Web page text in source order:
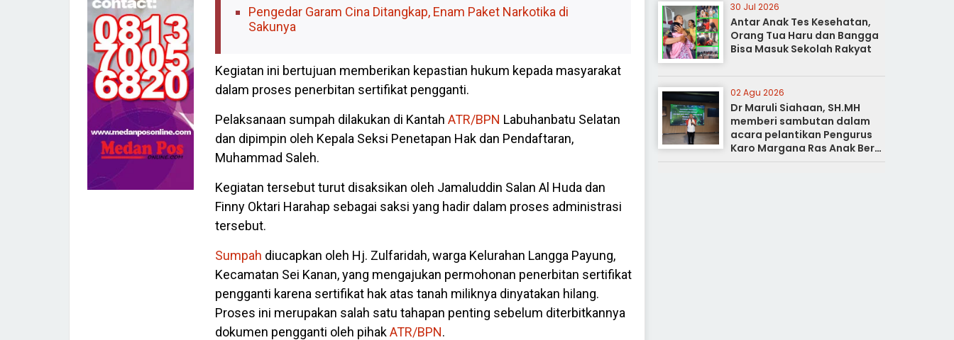
Pengedar Garam Cina Ditangkap, Enam Paket Narkotika di
Sakunya
Kegiatan ini bertujuan memberikan kepastian hukum kepada masyarakat
dalam proses penerbitan sertifikat pengganti.
Pelaksanaan sumpah dilakukan di Kantah ATR/BPN Labuhanbatu Selatan
dan dipimpin oleh Kepala Seksi Penetapan Hak dan Pendaftaran,
Muhammad Saleh.
Kegiatan tersebut turut disaksikan oleh Jamaluddin Salan Al Huda dan
Finny Oktari Harahap sebagai saksi yang hadir dalam proses administrasi
tersebut.
Sumpah diucapkan oleh Hj. Zulfaridah, warga Kelurahan Langga Payung,
Kecamatan Sei Kanan, yang mengajukan permohonan penerbitan sertifikat
pengganti karena sertifikat hak atas tanah miliknya dinyatakan hilang.
Proses ini merupakan salah satu tahapan penting sebelum diterbitkannya
dokumen pengganti oleh pihakATR/BPN.
30 Jul 2026
Antar Anak Tes Kesehatan,
Orang Tua Haru dan Bangga
Bisa Masuk Sekolah Rakyat
02 Agu 2026
Dr Maruli Siahaan, SH.MH
memberi sambutan dalam
acara pelantikan Pengurus
Karo Margana Ras Anak Beru
Anak Beru Menteri Periode